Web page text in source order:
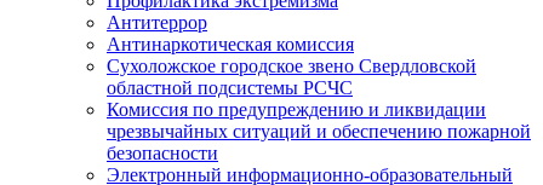
Антитеррор
Антинаркотическая комиссия
Сухоложское городское звено Свердловской
областной подсистемы РСЧС
Комиссия по предупреждению и ликвидации
чрезвычайных ситуаций и обеспечению пожарной
безопасности
Электронный информационно-образовательный